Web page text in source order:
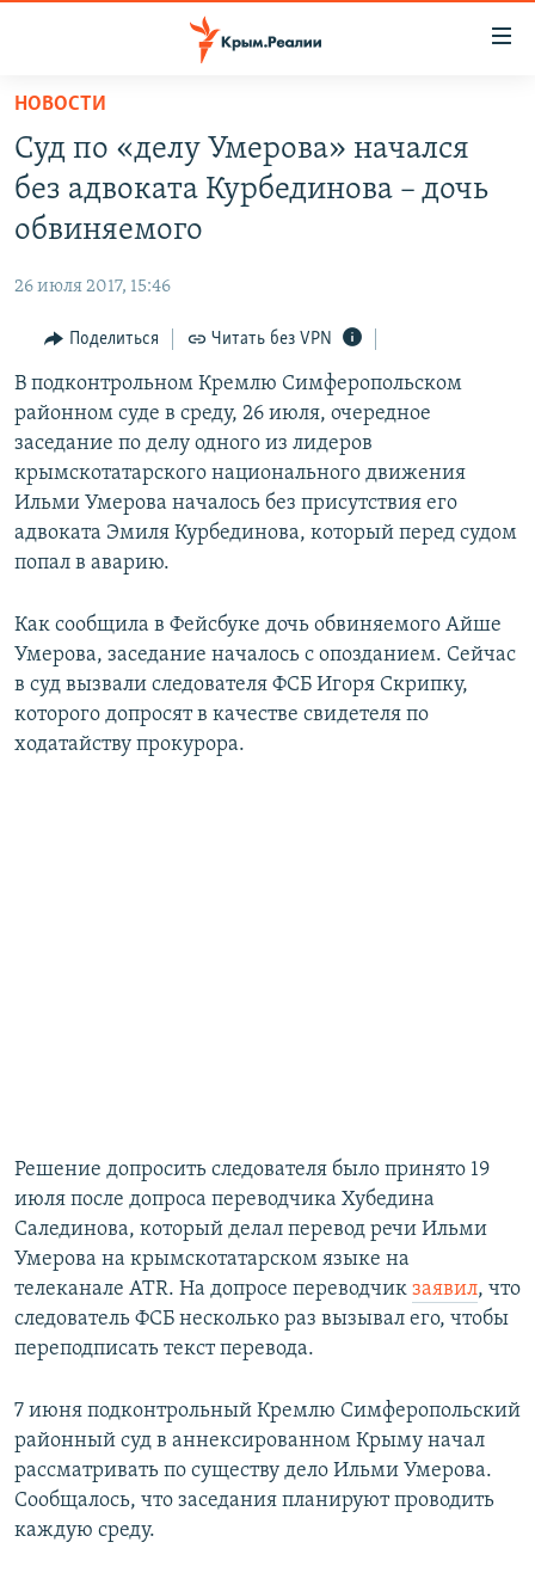
Вернуться
основному
содержанию
Вернутся
главной
Вернутся
поиску
СПЕЦПРОЕКТЫ
ГРУЗ 200
11 ЛЕТ ОККУПАЦИИ КРЫМА. 11 ИСТОРИЙ СОПРОТИВЛЕНИЯ
ВОДА
ЕЩЕ
ИНТЕРАКТИВ
ИНФОГРАФИКА
ТЕЛЕПРОЕКТ КРЫМ.РЕАЛИИ
СОВЕТЫ ПРАВОЗАЩИТНИКОВ
ПРОПАВШИЕ БЕЗ ВЕСТИ
ПОБЕДИТЕЛЕЙ НЕ СУДЯТ?
УКРАИНСКАЯ ПРОБЛЕМА КРЫМА
РАДІО СВОБОДА
КАК ОБОЙТИ БЛОКИРОВКУ
Українською
Qırımtatar
ПРИСОЕДИНЯЙТЕСЬ!
Все сайты RFE/RL
НОВОСТИ
Суд по «делу Умерова» начался
без адвоката Курбединова – дочь
обвиняемого
26 июля 2017, 15:46
Поделиться Читать без VPN
В подконтрольном Кремлю Симферопольском
районном суде в среду, 26 июля, очередное
заседание по делу одного из лидеров
крымскотатарского национального движения
Ильми Умерова началось без присутствия его
адвоката Эмиля Курбединова, который перед судом
попал в аварию.
Как сообщила в Фейсбуке дочь обвиняемого Айше
Умерова, заседание началось с опозданием. Сейчас
в суд вызвали следователя ФСБ Игоря Скрипку,
которого допросят в качестве свидетеля по
ходатайству прокурора.
Решение допросить следователя было принято 19
июля после допроса переводчика Хубедина
Салединова, который делал перевод речи Ильми
Умерова на крымскотатарском языке на
телеканале ATR. На допросе переводчик заявил, что
следователь ФСБ несколько раз вызывал его, чтобы
переподписать текст перевода.
7 июня подконтрольный Кремлю Симферопольский
районный суд в аннексированном Крыму начал
рассматривать по существу дело Ильми Умерова.
Сообщалось, что заседания планируют проводить
каждую среду.